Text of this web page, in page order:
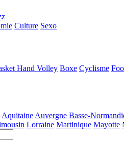
Culture Sexo
Hand Volley Boxe Cyclisme
Aquitaine Auvergne Basse-
Lorraine Martinique Mayotte